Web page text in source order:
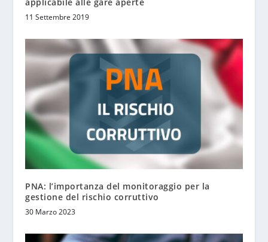
applicabile alle gare aperte
11 Settembre 2019
PNA: l’importanza del monitoraggio per la
gestione del rischio corruttivo
30 Marzo 2023